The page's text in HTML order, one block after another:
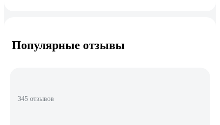
Популярные отзывы
345 отзывов